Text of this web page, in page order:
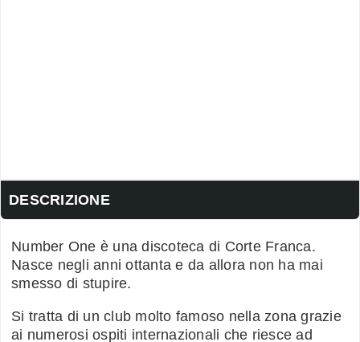
DESCRIZIONE
Number One è una discoteca di Corte Franca.
Nasce negli anni ottanta e da allora non ha mai
smesso di stupire.
Si tratta di un club molto famoso nella zona grazie
ai numerosi ospiti internazionali che riesce ad